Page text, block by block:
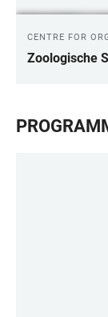
CENTRE FOR
Zoologische